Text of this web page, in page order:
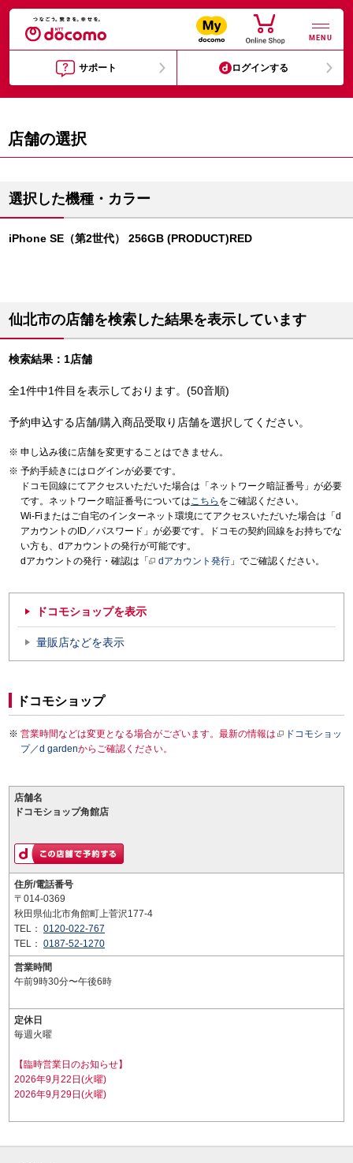
MENU
サポート ログインする
店舗の選択
選択した機種・カラー
iPhone SE（第2世代） 256GB (PRODUCT)RED
仙北市の店舗を検索した結果を表示しています
検索結果：1店舗
全1件中1件目を表示しております。(50音順)
予約申込する店舗/購入商品受取り店舗を選択してください。
申し込み後に店舗を変更することはできません。
予約手続きにはログインが必要です。
ドコモ回線にてアクセスいただいた場合は「ネットワーク暗証番号」が必要
です。ネットワーク暗証番号についてはこちら をご確認ください。
Wi-Fiまたはご自宅のインターネット環境にてアクセスいただいた場合は「d
アカウントのID／パスワード」が必要です。ドコモの契約回線をお持ちでな
い方も、dアカウントの発行が可能です。
dアカウントの発行・確認は「
dアカウント発行 」でご確認ください。
ドコモショップを表示
量販店などを表示
ドコモショップ
営業時間などは変更となる場合がございます。最新の情報は
ドコモショッ
プ／d gardenからご確認ください。
店舗名
ドコモショップ角館店
住所/電話番号
〒014-0369
秋田県仙北市角館町上菅沢177-4
TEL： 0120-022-767
TEL： 0187-52-1270
営業時間
午前9時30分〜午後6時
定休日
毎週火曜
【臨時営業日のお知らせ】
2026年9月22日(火曜)
2026年9月29日(火曜)